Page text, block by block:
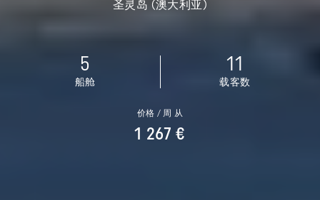
圣灵岛 (澳大利亚)
5
船舱
11
载客数
价格 / 周 从
1 267 €